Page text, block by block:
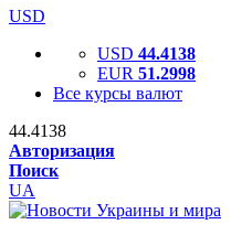
USD
USD 44.4138
EUR 51.2998
Все курсы валют
44.4138
Авторизация
Поиск
UA